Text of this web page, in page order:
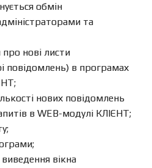
обмін
та
нові листи
повідомлень) в програмах
нових повідомлень
в WEB-модулі КЛІЄНТ;
вікна